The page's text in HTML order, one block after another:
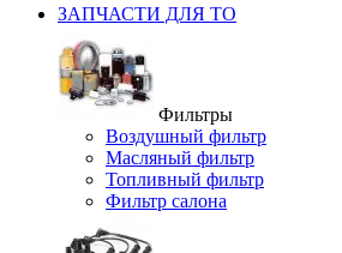
ЗАПЧАСТИ ДЛЯ ТО
Фильтры
Воздушный фильтр
Масляный фильтр
Топливный фильтр
Фильтр салона